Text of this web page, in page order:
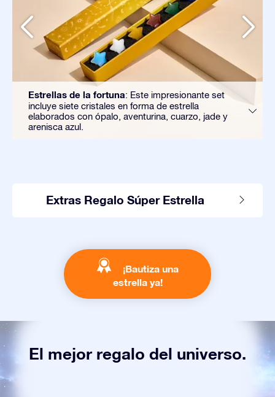
Estrellas de la fortuna: Este impresionante set
incluye siete cristales en forma de estrella
elaborados con ópalo, aventurina, cuarzo, jade y
arenisca azul.
Extras Regalo Súper Estrella
¡Bautiza una
estrella ya!
El mejor regalo del universo.